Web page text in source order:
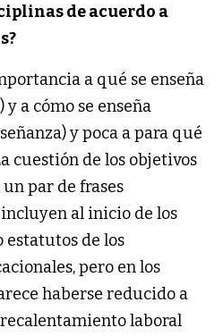
de acuerdo a
a qué se enseña
a cómo se enseña
y poca a para qué
cuestión de los objetivos
par de frases
al inicio de los
estatutos de los
pero en los
haberse reducido a
laboral